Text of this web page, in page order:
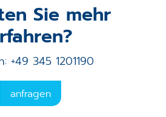
Sie mehr
+49 345 1201190
anfragen